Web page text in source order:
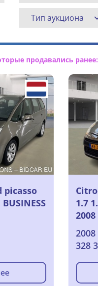
Тип аукциона
продавались ранее:
picasso
1.7
2008
2008
328